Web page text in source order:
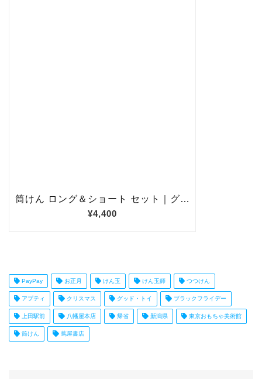
PayPay お正月 けん玉 けん玉師 つつけん
アプティ クリスマス グッド・トイ ブラックフライデー
上田駅前 八幡屋本店 帰省 新潟県 東京おもちゃ美術館
筒けん 蔦屋書店